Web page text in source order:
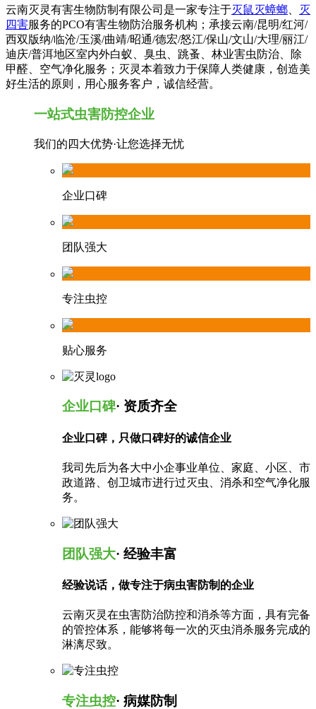
云南灭灵有害生物防制有限公司是一家专注于灭鼠灭蟑螂
灭
四害服务的PCO有害生物防治服务机构；承接云南/昆明/红河/
西双版纳/临沧/玉溪/曲靖/昭通/德宏/怒江/保山/文山/大理/丽江/
迪庆/普洱地区室内外白蚁、臭虫、跳蚤、林业害虫防治、除
甲醛、空气净化服务；灭灵本着致力于保障人类健康，创造美
好生活的原则，用心服务客户，诚信经营。
一站式虫害防控企业
我们的四大优势·让您选择无忧
企业口碑
团队强大
专注虫控
贴心服务
企业口碑· 资质齐全
企业口碑，只做口碑好的诚信企业
我司先后为各大中小企事业单位、家庭、小区、市
政道路、创卫城市进行过灭虫、消杀和空气净化服
务。
团队强大· 经验丰富
经验说话，做专注于病虫害防制的企业
云南灭灵在虫害防治防控和消杀等方面，具有完备
的管控体系，能够将每一次的灭虫消杀服务完成的
淋漓尽致。
专注虫控· 病媒防制